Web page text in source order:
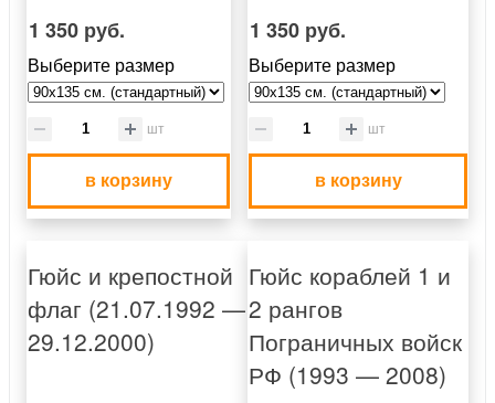
1 350 руб.
Выберите размер
шт
в корзину
1 350 руб.
Выберите размер
шт
в корзину
Гюйс и крепостной
флаг (21.07.1992 —
29.12.2000)
Гюйс кораблей 1 и
2 рангов
Пограничных войск
РФ (1993 — 2008)